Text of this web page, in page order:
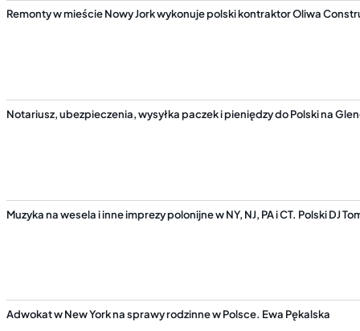
Remonty w mieście Nowy Jork wykonuje polski kontraktor Oliwa
Notariusz, ubezpieczenia, wysyłka paczek i pieniędzy do Polski na
Muzyka na wesela i inne imprezy polonijne w NY, NJ, PA i CT. Polski DJ
Adwokat w New York na sprawy rodzinne w Polsce. Ewa Pękalska